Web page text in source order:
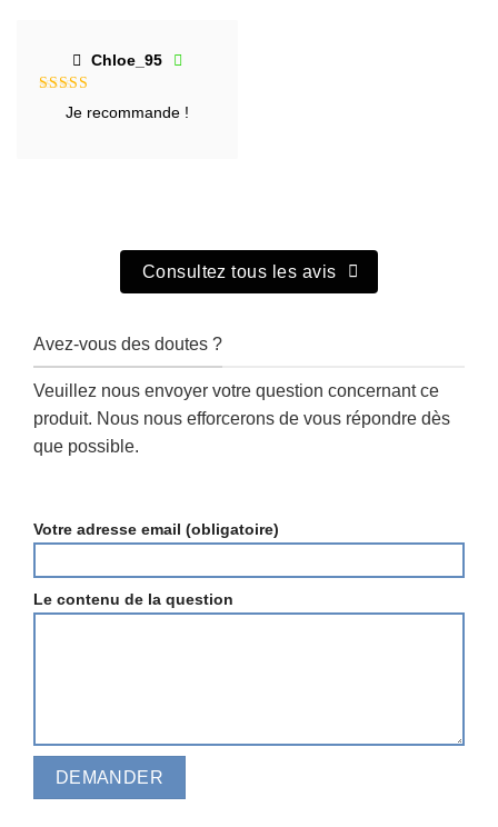
Chloe_95
NoteJe recommande !
Consultez tous les avis
Avez-vous des doutes ?
Veuillez nous envoyer votre question concernant ce
produit. Nous nous efforcerons de vous répondre dès
que possible.
Votre adresse email (obligatoire)
Le contenu de la question